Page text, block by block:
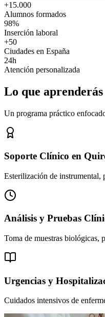
+15.000
Alumnos formados
98%
Inserción laboral
+50
Ciudades en España
24h
Atención personalizada
Lo que
Un programa práctico
Soporte Clínico en
Esterilización de instrumental,
Análisis y Pruebas
Toma de muestras biológicas,
Urgencias y
Cuidados intensivos de